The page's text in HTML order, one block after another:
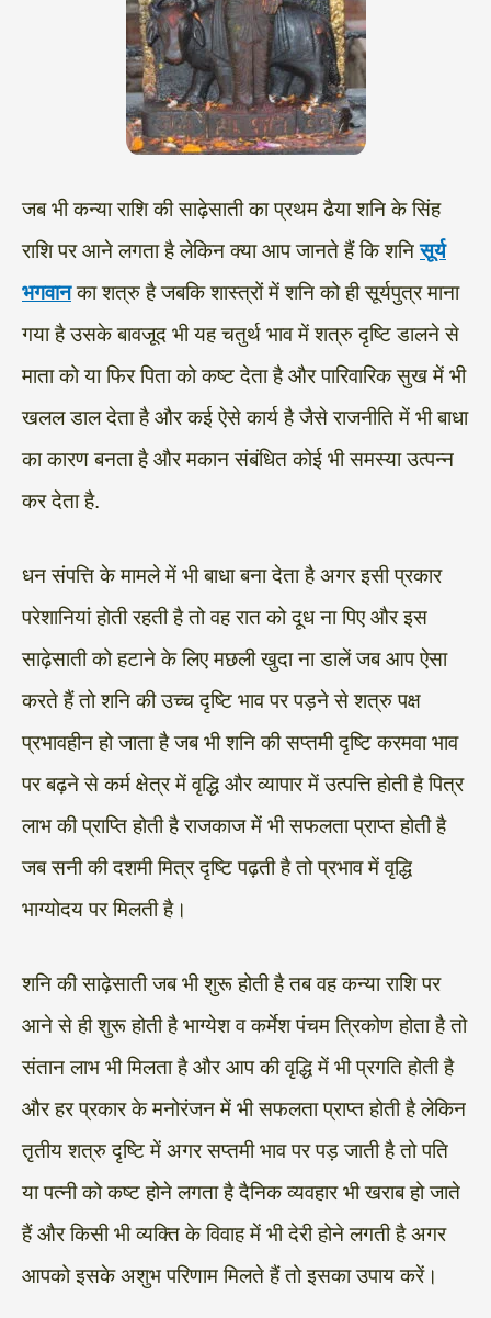
जब भी कन्या राशि की साढ़ेसाती का प्रथम ढैया शनि के सिंह
राशि पर आने लगता है लेकिन क्या आप जानते हैं कि शनि सूर्य
भगवान का शत्रु है जबकि शास्त्रों में शनि को ही सूर्यपुत्र माना
गया है उसके बावजूद भी यह चतुर्थ भाव में शत्रु दृष्टि डालने से
माता को या फिर पिता को कष्ट देता है और पारिवारिक सुख में भी
खलल डाल देता है और कई ऐसे कार्य है जैसे राजनीति में भी बाधा
का कारण बनता है और मकान संबंधित कोई भी समस्या उत्पन्न
कर देता है.
धन संपत्ति के मामले में भी बाधा बना देता है अगर इसी प्रकार
परेशानियां होती रहती है तो वह रात को दूध ना पिए और इस
साढ़ेसाती को हटाने के लिए मछली खुदा ना डालें जब आप ऐसा
करते हैं तो शनि की उच्च दृष्टि भाव पर पड़ने से शत्रु पक्ष
प्रभावहीन हो जाता है जब भी शनि की सप्तमी दृष्टि करमवा भाव
पर बढ़ने से कर्म क्षेत्र में वृद्धि और व्यापार में उत्पत्ति होती है पित्र
लाभ की प्राप्ति होती है राजकाज में भी सफलता प्राप्त होती है
जब सनी की दशमी मित्र दृष्टि पढ़ती है तो प्रभाव में वृद्धि
भाग्योदय पर मिलती है।
शनि की साढ़ेसाती जब भी शुरू होती है तब वह कन्या राशि पर
आने से ही शुरू होती है भाग्येश व कर्मेश पंचम त्रिकोण होता है तो
संतान लाभ भी मिलता है और आप की वृद्धि में भी प्रगति होती है
और हर प्रकार के मनोरंजन में भी सफलता प्राप्त होती है लेकिन
तृतीय शत्रु दृष्टि में अगर सप्तमी भाव पर पड़ जाती है तो पति
या पत्नी को कष्ट होने लगता है दैनिक व्यवहार भी खराब हो जाते
हैं और किसी भी व्यक्ति के विवाह में भी देरी होने लगती है अगर
आपको इसके अशुभ परिणाम मिलते हैं तो इसका उपाय करें।